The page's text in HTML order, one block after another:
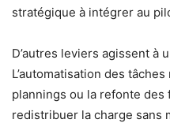
stratégique à intégrer au
D’autres leviers agissent à
L’automatisation des
plannings ou la refonte
redistribuer la charge sans